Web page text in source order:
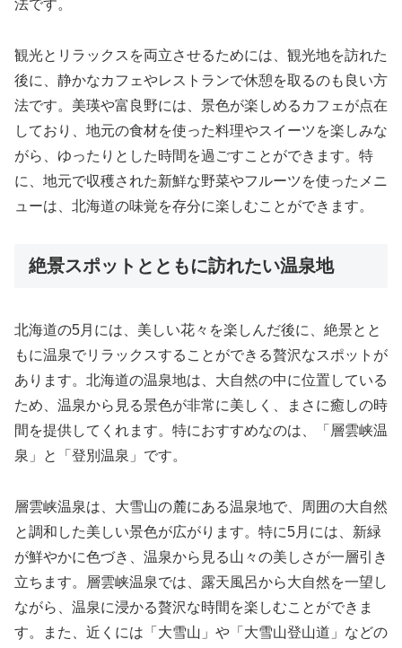
法です。
観光とリラックスを両立させるためには、観光地を訪れた
後に、静かなカフェやレストランで休憩を取るのも良い方
法です。美瑛や富良野には、景色が楽しめるカフェが点在
しており、地元の食材を使った料理やスイーツを楽しみな
がら、ゆったりとした時間を過ごすことができます。特
に、地元で収穫された新鮮な野菜やフルーツを使ったメニ
ューは、北海道の味覚を存分に楽しむことができます。
絶景スポットとともに訪れたい温泉地
北海道の5月には、美しい花々を楽しんだ後に、絶景とと
もに温泉でリラックスすることができる贅沢なスポットが
あります。北海道の温泉地は、大自然の中に位置している
ため、温泉から見る景色が非常に美しく、まさに癒しの時
間を提供してくれます。特におすすめなのは、「層雲峡温
泉」と「登別温泉」です。
層雲峡温泉は、大雪山の麓にある温泉地で、周囲の大自然
と調和した美しい景色が広がります。特に5月には、新緑
が鮮やかに色づき、温泉から見る山々の美しさが一層引き
立ちます。層雲峡温泉では、露天風呂から大自然を一望し
ながら、温泉に浸かる贅沢な時間を楽しむことができま
す。また、近くには「大雪山」や「大雪山登山道」などの